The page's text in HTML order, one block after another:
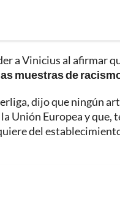
a Vinicius al afirmar
muestras de
dijo que ningún
Unión Europea y
del